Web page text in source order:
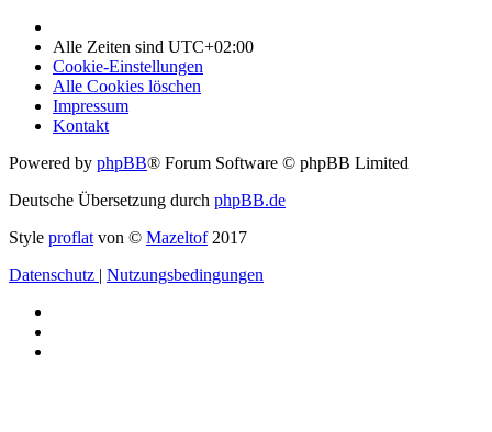
Alle Zeiten sind UTC+02:00
Cookie-Einstellungen
Alle Cookies löschen
Impressum
Kontakt
Powered by phpBB® Forum Software © phpBB Limited
Deutsche Übersetzung durch phpBB.de
Style proflat von © Mazeltof2017
Datenschutz | Nutzungsbedingungen